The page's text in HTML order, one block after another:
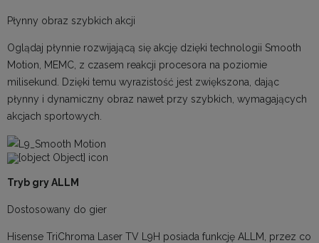
Płynny obraz szybkich akcji
Oglądaj płynnie rozwijającą się akcję dzięki technologii Smooth
Motion, MEMC, z czasem reakcji procesora na poziomie
milisekund. Dzięki temu wyrazistość jest zwiększona, dając
płynny i dynamiczny obraz nawet przy szybkich, wymagających
akcjach sportowych.
Tryb gry ALLM
Dostosowany do gier
Hisense TriChroma Laser TV L9H posiada funkcję ALLM, przez co